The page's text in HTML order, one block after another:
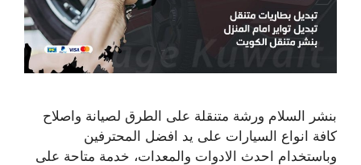
بنشر السلام ورشة متنقلة على الطرق لصيانة واصلاح
كافة انواع السيارات على يد افضل المحترفين
وباستخدام احدث الادوات والمعدات، خدمة متاحة على